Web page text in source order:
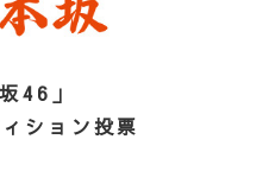
46」
ション投票